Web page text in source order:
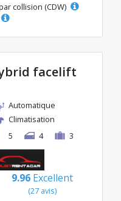
collision (CDW)
facelift
Automatique
Climatisation
5
4 3
9.96 Excellent
(27 avis)